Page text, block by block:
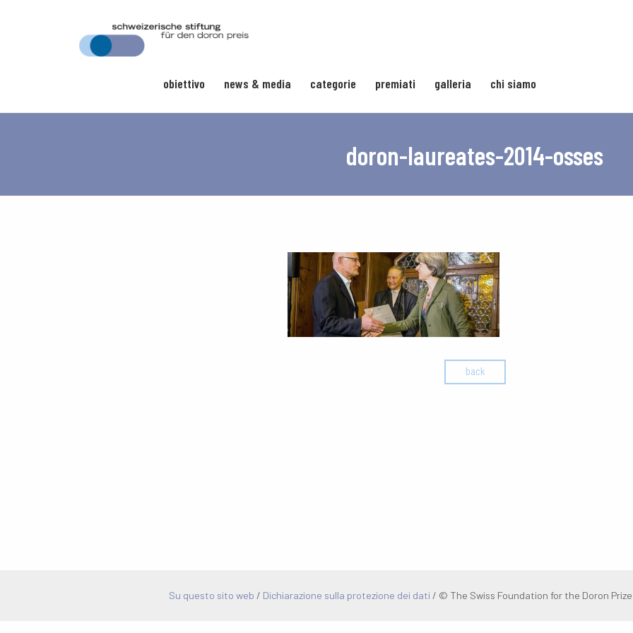
obiettivo news & media categorie premiati galleria chi siamo
doron-laureates-2014-osses
back
Su questo sito web / Dichiarazione sulla protezione dei dati / © The Swiss Foundation for the Doron Prize